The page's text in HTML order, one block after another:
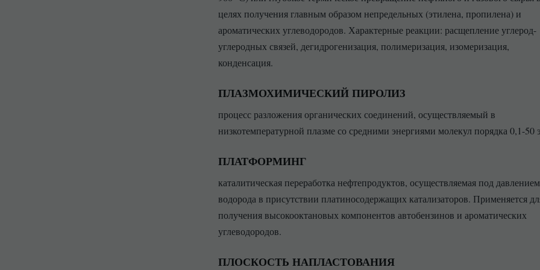
целях получения главным образом непредельных (этилена, пропилена) и
ароматических углеводородов. Характерные реакции: расщепление углерод-
углеродных связей, дегидрогенизация, полимеризация, изомеризация,
конденсация.
ПЛАЗМОХИМИЧЕСКИЙ ПИРОЛИЗ
процесс разложения органических соединений, осуществляемый в
низкотемпературной плазме со средними энергиями молекул порядка 0,1-50
ПЛАТФОРМИНГ
каталитическая переработка нефтепродуктов, осуществляемая под давлением
водорода в присутствии платиносодержащих катализаторов. Применяется
получения высокооктановых компонентов автобензинов и ароматических
углеводородов.
ПЛОСКОСТЬ НАПЛАСТОВАНИЯ